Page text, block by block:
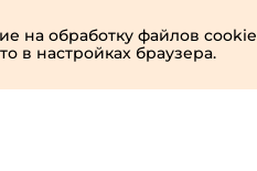
на обработку файлов cookie
в настройках браузера.